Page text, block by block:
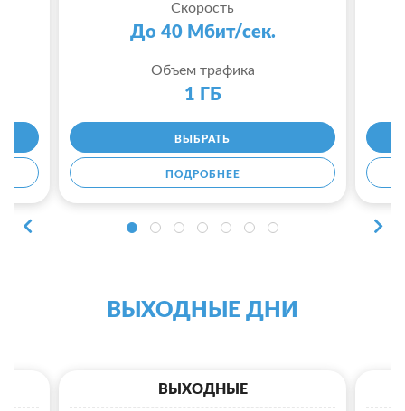
Скорость
До 40 Мбит/сек.
Объем трафика
1 ГБ
ВЫБРАТЬ
ПОДРОБНЕЕ
ВЫХОДНЫЕ ДНИ
ВЫХОДНЫЕ